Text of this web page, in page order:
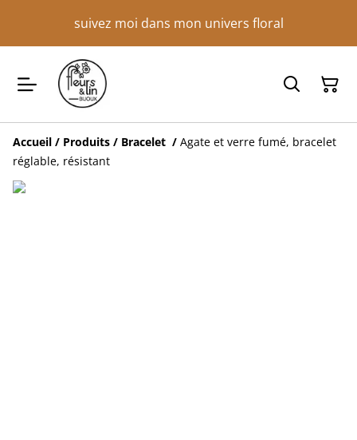
suivez moi dans mon univers floral
Accueil / Produits / Bracelet / Agate et verre fumé, bracelet
réglable, résistant